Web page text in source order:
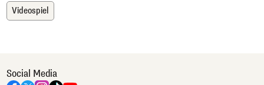
Videospiel
Social Media